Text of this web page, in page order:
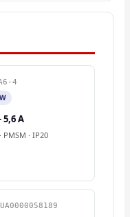
4
5,6 A
PMSM · IP20